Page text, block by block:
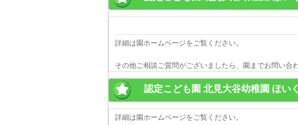
詳細は園ホームページをご覧ください。
その他ご相談ご質問がございましたら、園までお問い合
認定こども園 北見大谷幼稚園 ほい
詳細は園ホームページをご覧ください。